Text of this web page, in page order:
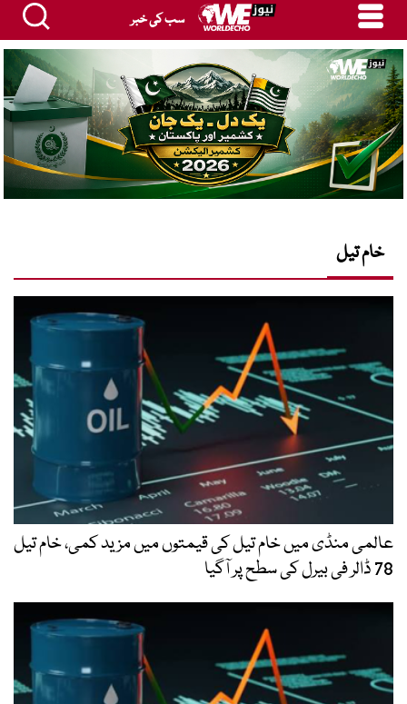
سب کی خبر
خام تیل
عالمی منڈی میں خام تیل کی قیمتوں میں مزید کمی، خام تیل
78 ڈالر فی بیرل کی سطح پر آگیا